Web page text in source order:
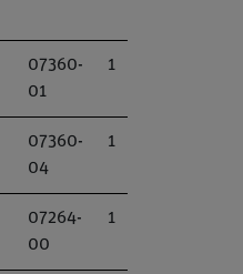
07360-
01
1
07360-
04
1
07264-
00
1